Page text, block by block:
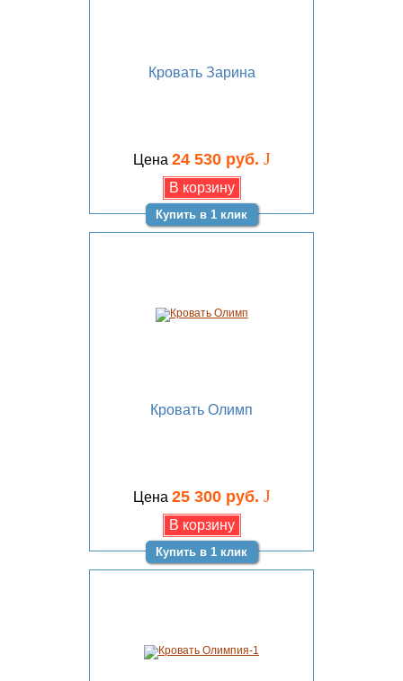
Кровать Зарина
Цена 24 530 руб. J
Купить в 1 клик
Кровать Олимп
Цена 25 300 руб. J
Купить в 1 клик